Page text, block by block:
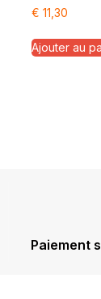
€ 11,30
Ajouter au
Paiement